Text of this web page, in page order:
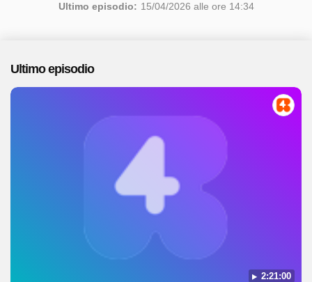
Ultimo episodio: 15/04/2026 alle ore 14:34
Ultimo episodio
2:21:00